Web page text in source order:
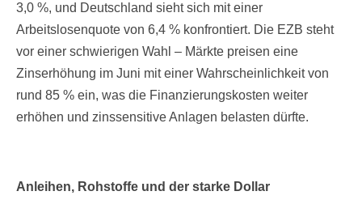
3,0 %, und Deutschland sieht sich mit einer
Arbeitslosenquote von 6,4 % konfrontiert. Die EZB steht
vor einer schwierigen Wahl – Märkte preisen eine
Zinserhöhung im Juni mit einer Wahrscheinlichkeit von
rund 85 % ein, was die Finanzierungskosten weiter
erhöhen und zinssensitive Anlagen belasten dürfte.
Anleihen, Rohstoffe und der starke Dollar